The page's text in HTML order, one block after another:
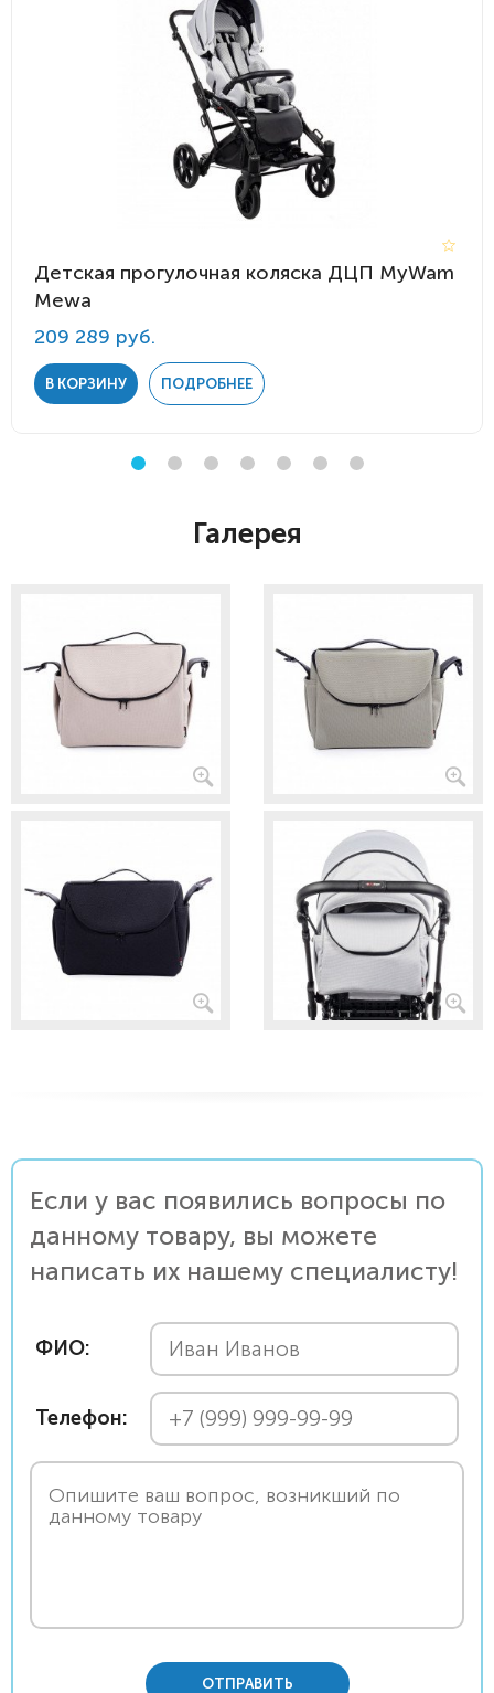
Детская прогулочная коляска ДЦП MyWam
Mewa
209 289 руб.
В КОРЗИНУ ПОДРОБНЕЕ
Галерея
Если у вас появились вопросы по
данному товару, вы можете
написать их нашему специалисту!
ФИО:
Телефон:
ОТПРАВИТЬ